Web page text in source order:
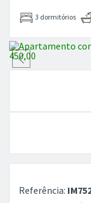
3 dormitórios
Anterior
Referência: